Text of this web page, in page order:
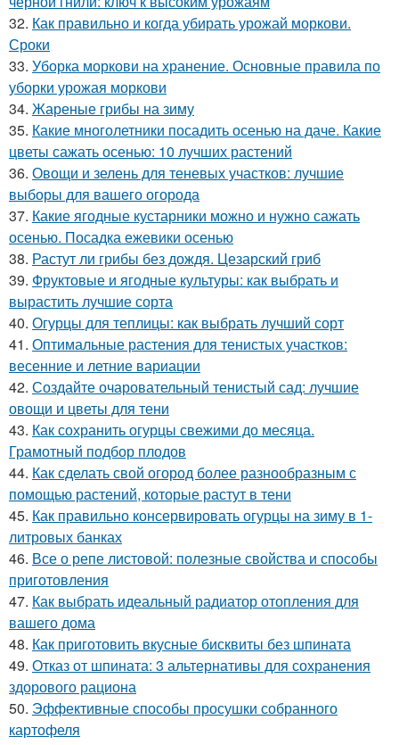
32. Как правильно и когда убирать урожай моркови.
Сроки
33. Уборка моркови на хранение. Основные правила по
уборки урожая моркови
34. Жареные грибы на зиму
35. Какие многолетники посадить осенью на даче. Какие
цветы сажать осенью: 10 лучших растений
36. Овощи и зелень для теневых участков: лучшие
выборы для вашего огорода
37. Какие ягодные кустарники можно и нужно сажать
осенью. Посадка ежевики осенью
38. Растут ли грибы без дождя. Цезарский гриб
39. Фруктовые и ягодные культуры: как выбрать и
вырастить лучшие сорта
40. Огурцы для теплицы: как выбрать лучший сорт
41. Оптимальные растения для тенистых участков:
весенние и летние вариации
42. Создайте очаровательный тенистый сад: лучшие
овощи и цветы для тени
43. Как сохранить огурцы свежими до месяца.
Грамотный подбор плодов
44. Как сделать свой огород более разнообразным с
помощью растений, которые растут в тени
45. Как правильно консервировать огурцы на зиму в 1-
литровых банках
46. Все о репе листовой: полезные свойства и способы
приготовления
47. Как выбрать идеальный радиатор отопления для
вашего дома
48. Как приготовить вкусные бисквиты без шпината
49. Отказ от шпината: 3 альтернативы для сохранения
здорового рациона
50. Эффективные способы просушки собранного
картофеля